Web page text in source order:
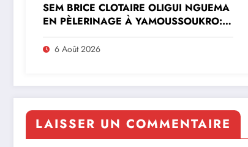
SEM BRICE CLOTAIRE OLIGUI NGUEMA
EN PÈLERINAGE À YAMOUSSOUKRO:LE
MINISTRE PAULIN CLAUDE DANHO
PREND PART À LA CÉRÉMONIE
6 Août 2026
LAISSER UN COMMENTAIRE